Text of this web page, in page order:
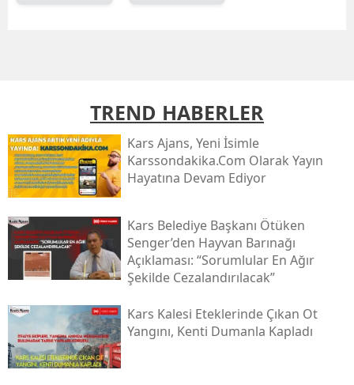
İzmir
Kars
Kastamonu
Kayseri
Kırklareli
Kırşehir
Kocaeli
TREND HABERLER
Kars Ajans, Yeni İsimle
Karssondakika.com Olarak Yayın
Hayatına Devam Ediyor
Kars Belediye Başkanı Ötüken
Senger’den Hayvan Barınağı
Açıklaması: “sorumlular En Ağır
Şekilde Cezalandırılacak”
Kars Kalesi Eteklerinde Çıkan Ot
Yangını, Kenti Dumanla Kapladı